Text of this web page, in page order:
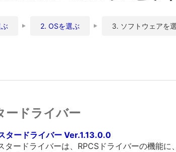
2. OSを選ぶ 3. ソフトウェアを
ードライバー
タードライバー Ver.1.13.0.0
タードライバーは、RPCSドライバーの機能